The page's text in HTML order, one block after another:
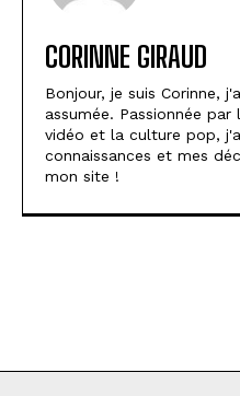
CORINNE GIRAUD
Bonjour, je suis Corinne,
assumée. Passionnée
vidéo et la culture pop,
connaissances et mes
mon site !